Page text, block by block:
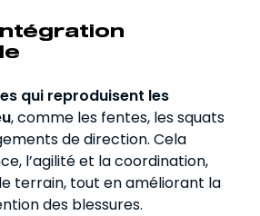
qui reproduisent les
, comme les fentes, les squats
de direction. Cela
l’agilité et la coordination,
terrain, tout en améliorant la
des blessures.